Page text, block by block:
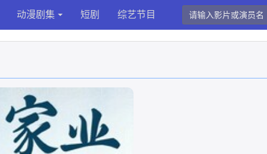
动漫剧集 短剧 综艺节目